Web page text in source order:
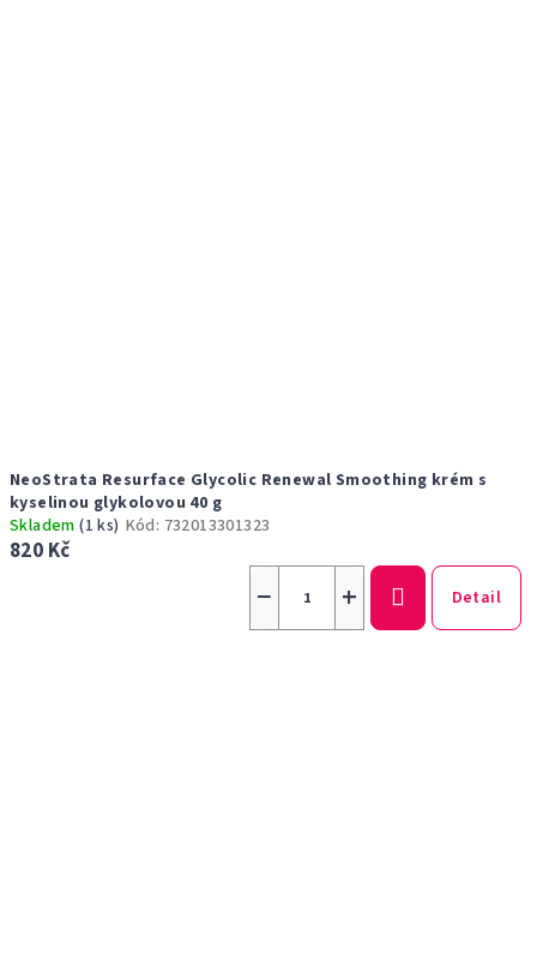
NeoStrata Resurface Glycolic Renewal Smoothing krém s
kyselinou glykolovou 40 g
Skladem(1 ks) Kód: 732013301323
820 Kč
+
− Detail